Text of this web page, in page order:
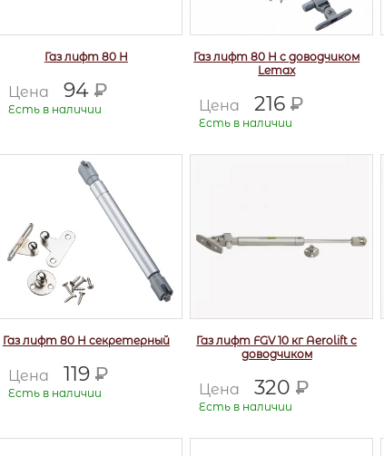
Газ лифт 80 Н
Цена 94 Р
Есть в наличии
Газ лифт 80 Н с доводчиком
Lemax
Цена 216 Р
Есть в наличии
Газ лифт 80 Н секретерный
Цена 119 Р
Есть в наличии
Газ лифт FGV 10 кг Aerolift с
доводчиком
Цена 320 Р
Есть в наличии